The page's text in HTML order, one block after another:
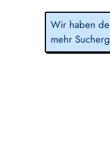
Wir haben
mehr